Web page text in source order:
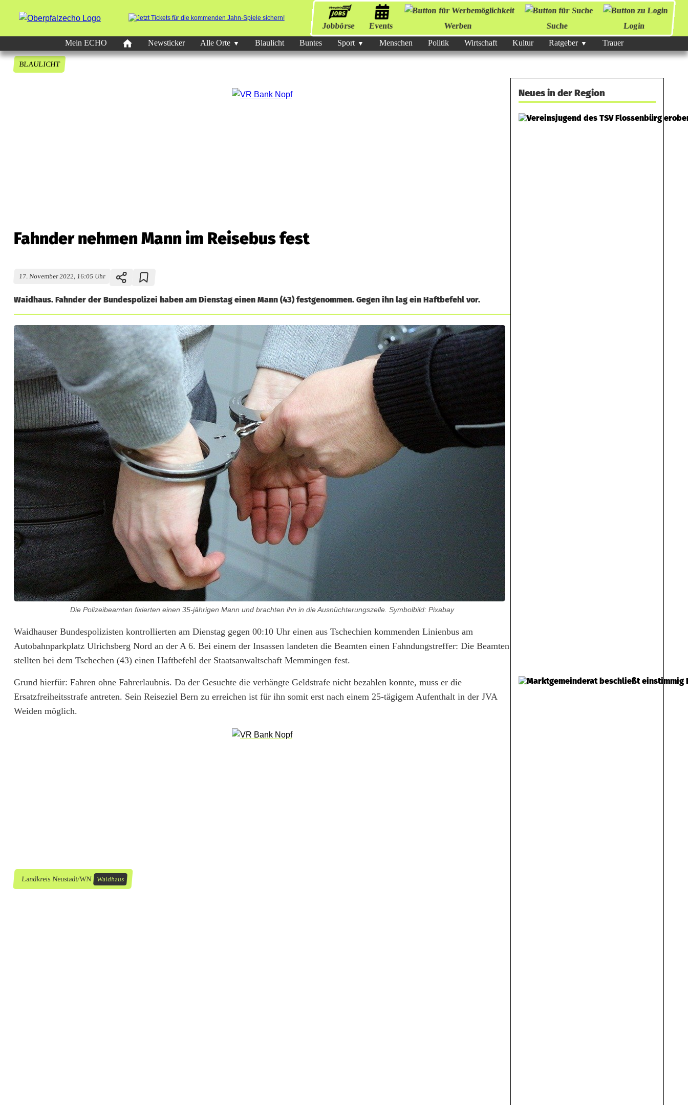
Jobbörse Events Werben Suche
Login
Mein ECHO
Newsticker Alle Orte Blaulicht Buntes Sport Menschen Politik Wirtschaft Kultur Ratgeber Trauer
BLAULICHT
Fahnder nehmen Mann im Reisebus fest
17. November 2022, 16:05 Uhr
Waidhaus. Fahnder der Bundespolizei haben am Dienstag einen Mann (43) festgenommen. Gegen ihn lag ein Haftbefehl vor.
F
a
h
n
d
e
r
n
e
h
m
e
n
M
n
n
i
m
R
e
Die Polizeibeamten fixierten einen 35-jährigen Mann und brachten ihn in die Ausnüchterungszelle. Symbolbild: Pixabay
Waidhauser Bundespolizisten kontrollierten am Dienstag gegen 00:10 Uhr einen aus Tschechien kommenden Linienbus am
Autobahnparkplatz Ulrichsberg Nord an der A 6. Bei einem der Insassen landeten die Beamten einen Fahndungstreffer: Die Beamten
stellten bei dem Tschechen (43) einen Haftbefehl der Staatsanwaltschaft Memmingen fest.
Grund hierfür: Fahren ohne Fahrerlaubnis. Da der Gesuchte die verhängte Geldstrafe nicht bezahlen konnte, muss er die
Ersatzfreiheitsstrafe antreten. Sein Reiseziel Bern zu erreichen ist für ihn somit erst nach einem 25-tägigem Aufenthalt in der JVA
Weiden möglich.
Landkreis Neustadt/WN Waidhaus
Neues in der Region